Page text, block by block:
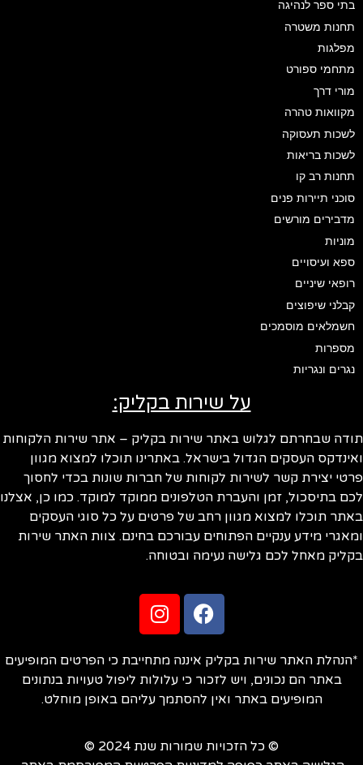
בתי ספר לנהיגה
תחנות משטרה
מפלגות
מתחמי ספורט
מורי דרך
מקוואות טהרה
לשכות תעסוקה
לשכות בריאות
תחנות רב קו
סוכני תיירות פנים
מדבירים מורשים
מוניות
ספא ועיסויים
רופאי שיניים
קבלני שיפוצים
חשמלאים מוסמכים
מספרות
נגרים ונגריות
על שירות בקליק:
שבחרתם לגלוש באתר שירות בקליק – אתר שירות הלקוחות
העסקים הגדול בישראל. באתרינו תוכלו למצוא מגוון
יצירת קשר לשירות לקוחות של חברות שונות בכדי לחסוך
בתיסכול, זמן והעברת הטלפונים ממוקד למוקד. כמו כן, אצלנו
תוכלו למצוא מגוון רחב של פרטים על כל סוגי העסקים
מידע ענקיים הפתוחים עבורכם בחינם. צוות האתר שירות
מאחל לכם גלישה נעימה ובטוחה.
האתר שירות בקליק איננה מתחייבת כי הפרטים המופיעים
באתר הם נכונים, ויש לזכור כי עלולות ליפול טעויות בנתונים
המופיעים באתר ואין להסתמך עליהם באופן מוחלט.
© כל הזכויות שמורות שנת 2024 ©